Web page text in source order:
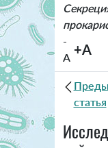
-
A +A
статья